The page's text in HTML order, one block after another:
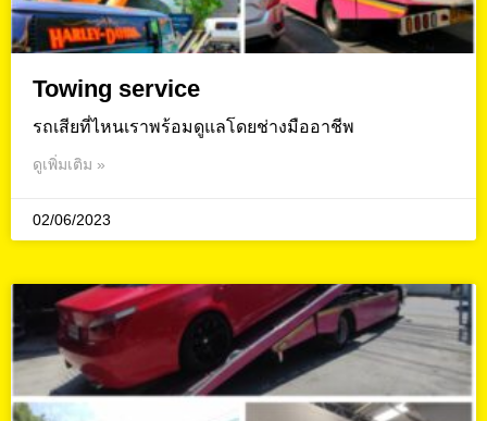
Towing service
รถเสียที่ไหนเราพร้อมดูแลโดยช่างมืออาชีพ
ดูเพิ่มเติม »
02/06/2023